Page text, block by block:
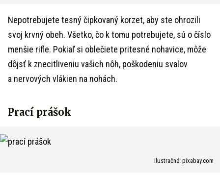
Nepotrebujete tesný čipkovaný korzet, aby ste ohrozili
svoj krvný obeh. Všetko, čo k tomu potrebujete, sú o číslo
menšie rifle. Pokiaľ si oblečiete pritesné nohavice, môže
dôjsť k znecitliveniu vašich nôh, poškodeniu svalov
a nervových vlákien na nohách.
Prací prášok
ilustračné: pixabay.com